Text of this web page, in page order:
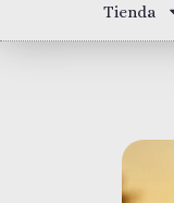
Tienda